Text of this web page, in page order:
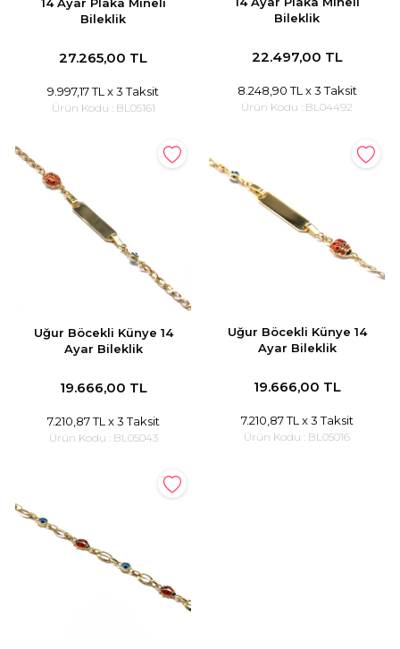
Bileklik
27.265,00 TL
9.997,17 TL x 3 Taksit
Ürün Kodu : BL05161
Bileklik
22.497,00 TL
8.248,90 TLx 3 Taksit
Ürün Kodu : BL04492
Uğur Böcekli Künye 14
Ayar Bileklik
19.666,00 TL
7.210,87 TL x 3 Taksit
Ürün Kodu : BL05043
Uğur Böcekli Künye 14
Ayar Bileklik
19.666,00 TL
7.210,87 TLx 3 Taksit
Ürün Kodu : BL05016